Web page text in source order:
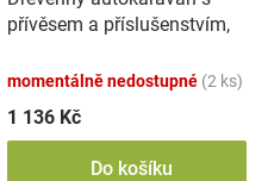
přívěsem a příslušenstvím,
momentálně nedostupné (2 ks)
1 136 Kč
Do košíku